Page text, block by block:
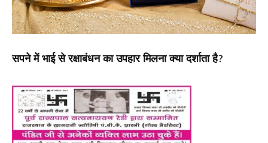
सपने में भाई से रक्षाबंधन का उपहार मिलना क्या दर्शाता है?